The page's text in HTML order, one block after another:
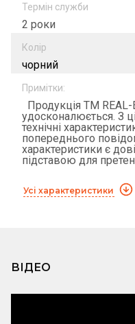
Термін служби
2 роки
Колір
чорний
Примітки:
Продукція ТМ REAL-
удосконалюється. З
технічні
попереднього
характеристики є
підставою для
Усі характеристики
ВІДЕО